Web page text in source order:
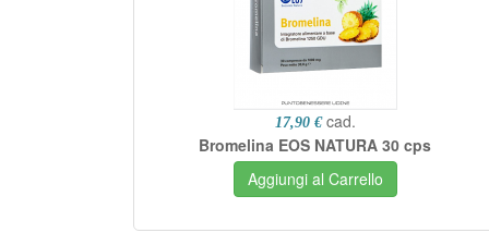
17,90 € cad.
Bromelina EOS NATURA 30 cps
Aggiungi al Carrello